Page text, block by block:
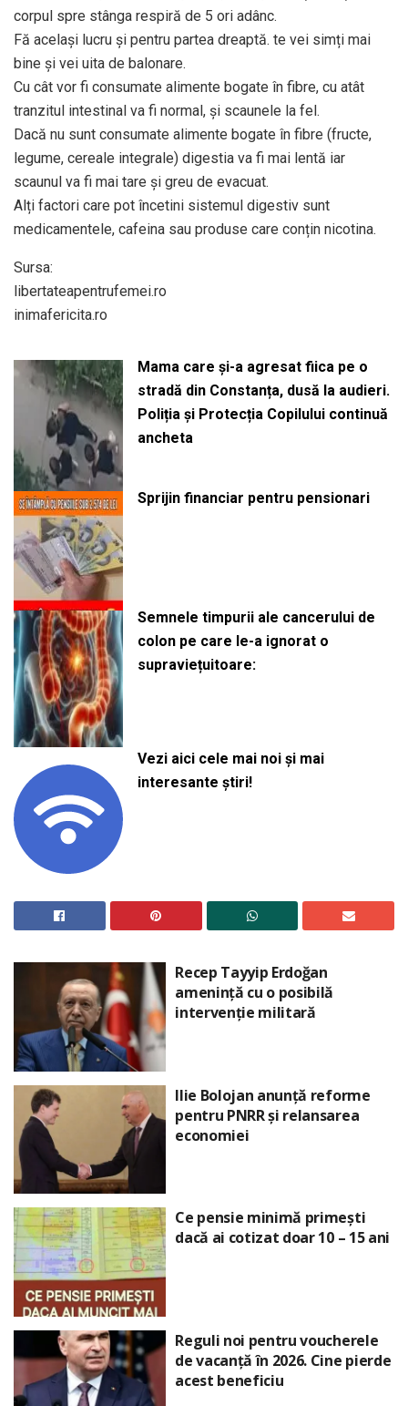
corpul spre stânga respiră de 5 ori adânc.
Fă același lucru și pentru partea dreaptă. te vei simți mai
bine și vei uita de balonare.
Cu cât vor fi consumate alimente bogate în fibre, cu atât
tranzitul intestinal va fi normal, și scaunele la fel.
Dacă nu sunt consumate alimente bogate în fibre (fructe,
legume, cereale integrale) digestia va fi mai lentă iar
scaunul va fi mai tare și greu de evacuat.
Alți factori care pot încetini sistemul digestiv sunt
medicamentele, cafeina sau produse care conțin nicotina.
Sursa:
libertateapentrufemei.ro
inimafericita.ro
Mama care și-a agresat fiica pe o
stradă din Constanța, dusă la audieri.
Poliția și Protecția Copilului continuă
ancheta
Sprijin financiar pentru pensionari
Semnele timpurii ale cancerului de
colon pe care le-a ignorat o
supraviețuitoare:
Vezi aici cele mai noi și mai
interesante știri!
Recep Tayyip Erdoğan
amenință cu o posibilă
intervenție militară
Ilie Bolojan anunță reforme
pentru PNRR și relansarea
economiei
Ce pensie minimă primești
dacă ai cotizat doar 10 – 15 ani
Reguli noi pentru voucherele
de vacanță în 2026. Cine pierde
acest beneficiu